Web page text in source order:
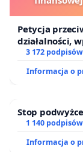
Petycja
działalności,
finansowej
3 172 podpisów
Informacja o
Stop
1 140 podpisów
Informacja o